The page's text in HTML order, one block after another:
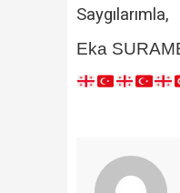
Saygılarımla,
Eka